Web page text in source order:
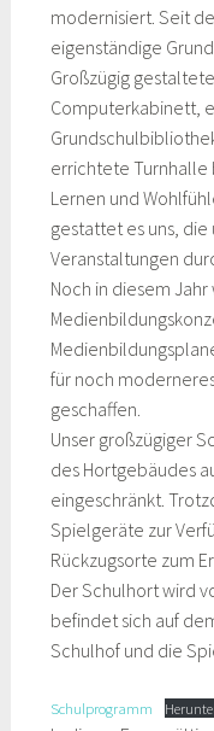
modernisiert. Seit
eigenständige
Großzügig
Computerkabinett,
errichtete Turnhalle
Lernen und
gestattet es uns,
Veranstaltungen
Noch in diesem
für noch
geschaffen.
Unser großzügiger
des Hortgebäudes
eingeschränkt.
Spielgeräte zur
Rückzugsorte zum
Der Schulhort wird
befindet sich auf
Schulhof und die
Schulprogramm